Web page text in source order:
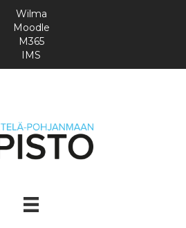
Wilma
Moodle
M365
IMS